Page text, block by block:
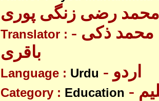
رضی زنگی پوری
Translator : - مولانا سید محمد ذکی
باقری
Language : Urdu - اردو
Category : Education